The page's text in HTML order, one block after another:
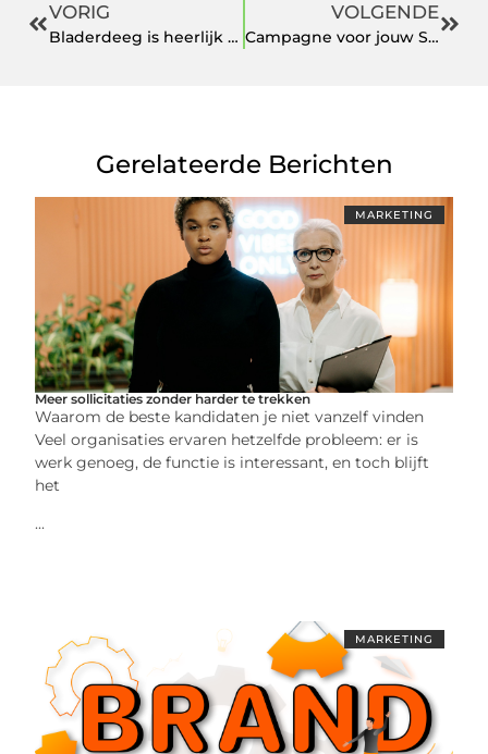
VORIG
Bladerdeeg is heerlijk met deze recepten
VOLGENDE
Campagne voor jouw SEO of SEA
Gerelateerde Berichten
MARKETING
Meer sollicitaties zonder harder te trekken
Waarom de beste kandidaten je niet vanzelf vinden
Veel organisaties ervaren hetzelfde probleem: er is
werk genoeg, de functie is interessant, en toch blijft
het
...
MARKETING